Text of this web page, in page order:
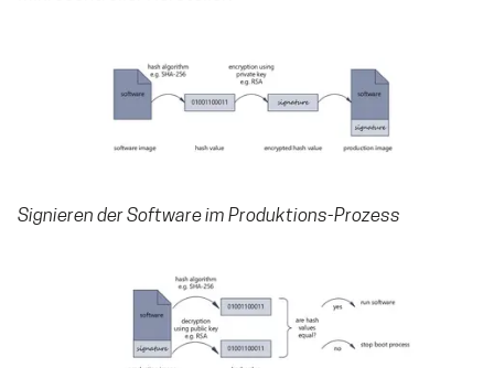
Signieren der Software im Produktions-Prozess